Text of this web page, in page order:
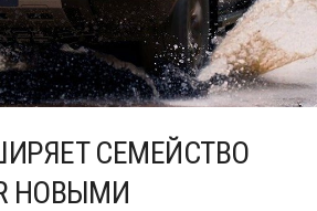
СЕМЕЙСТВО
НОВЫМИ